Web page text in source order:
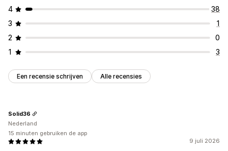
4
38
3
1
2
0
1
3
Een recensie schrijven Alle recensies
9 juli 2026
Solid36
Nederland
15 minuten gebruiken de app